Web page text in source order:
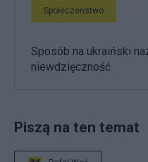
Społeczeństwo
Sposób na ukraiński
niewdzięczność
Piszą na ten temat